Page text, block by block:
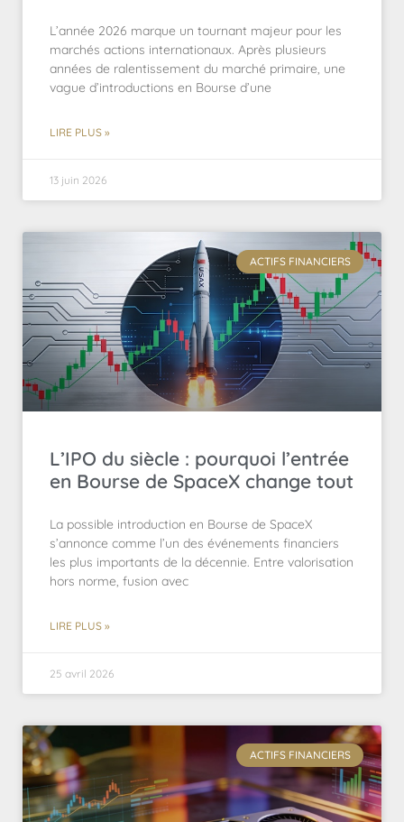
L’année 2026 marque un tournant majeur pour les
marchés actions internationaux. Après plusieurs
années de ralentissement du marché primaire, une
vague d’introductions en Bourse d’une
LIRE PLUS »
13 juin 2026
ACTIFS FINANCIERS
L’IPO du siècle : pourquoi l’entrée
en Bourse de SpaceX change tout
La possible introduction en Bourse de SpaceX
s’annonce comme l’un des événements financiers
les plus importants de la décennie. Entre valorisation
hors norme, fusion avec
LIRE PLUS »
25 avril 2026
ACTIFS FINANCIERS